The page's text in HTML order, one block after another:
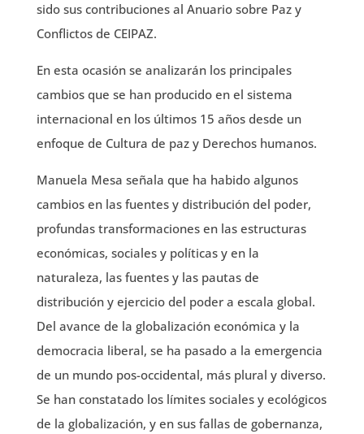
sido sus contribuciones al Anuario sobre Paz y
Conflictos de CEIPAZ.
En esta ocasión se analizarán los principales
cambios que se han producido en el sistema
internacional en los últimos 15 años desde un
enfoque de Cultura de paz y Derechos humanos.
Manuela Mesa señala que ha habido algunos
cambios en las fuentes y distribución del poder,
profundas transformaciones en las estructuras
económicas, sociales y políticas y en la
naturaleza, las fuentes y las pautas de
distribución y ejercicio del poder a escala global.
Del avance de la globalización económica y la
democracia liberal, se ha pasado a la emergencia
de un mundo pos-occidental, más plural y diverso.
Se han constatado los límites sociales y ecológicos
de la globalización, y en sus fallas de gobernanza,